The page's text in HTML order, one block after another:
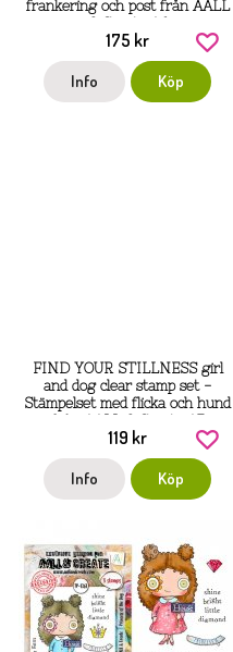
frankering och post från AALL
175 kr
Info Köp
FIND YOUR STILLNESS girl
and dog clear stamp set -
Stämpelset med flicka och hund
119 kr
Info Köp